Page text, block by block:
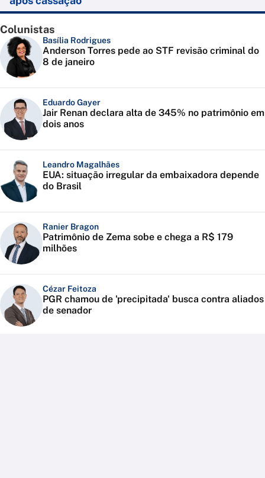
Colunistas
Basília Rodrigues
Anderson Torres pede ao STF revisão criminal do
8 de janeiro
Eduardo Gayer
Jair Renan declara alta de 345% no patrimônio em
dois anos
Leandro Magalhães
EUA: situação irregular da embaixadora depende
do Brasil
Ranier Bragon
Patrimônio de Zema sobe e chega a R$ 179
milhões
Cézar Feitoza
PGR chamou de 'precipitada' busca contra aliados
de senador